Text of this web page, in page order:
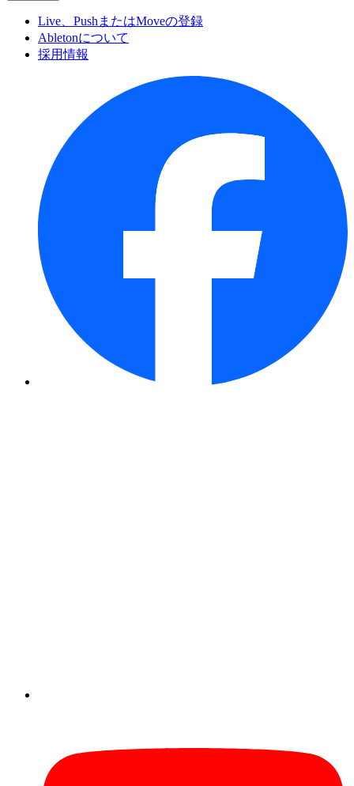
Live、PushまたはMoveの登録
Abletonについて
採用情報